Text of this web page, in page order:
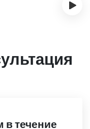
›
течение